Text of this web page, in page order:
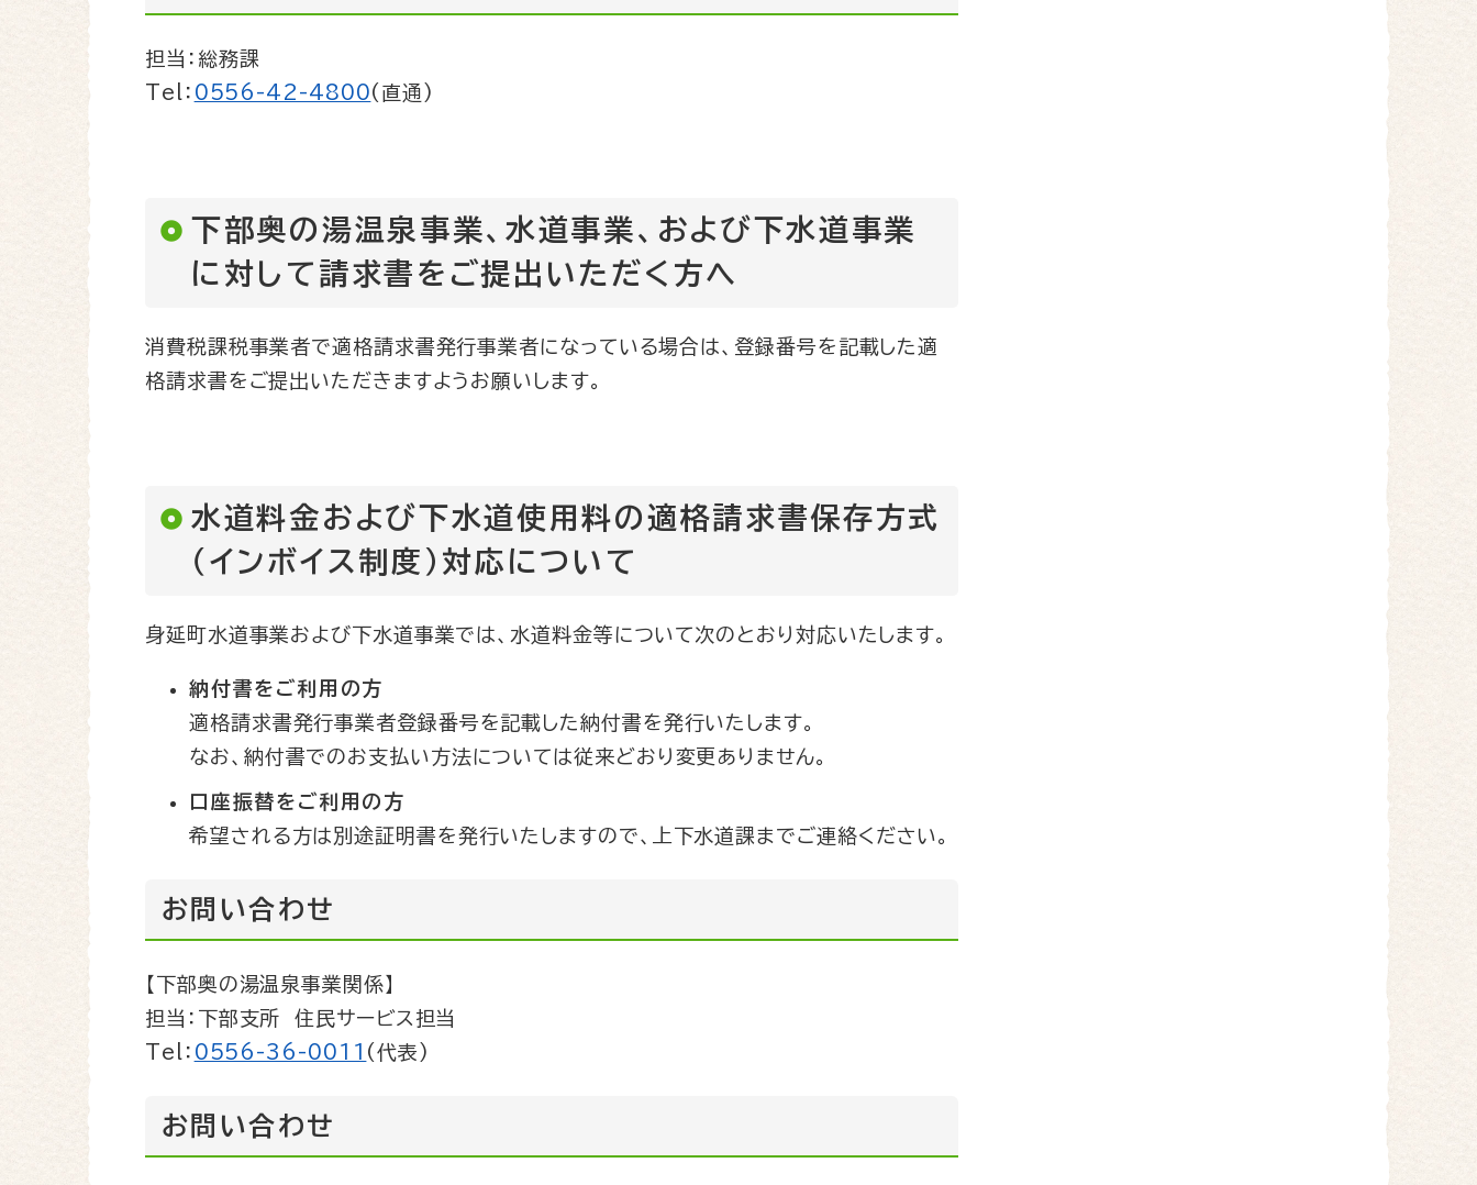
担当：総務課
Tel： 0556-42-4800(直通)
下部奥の湯温泉事業、水道事業、および下水道事業
に対して請求書をご提出いただく方へ
消費税課税事業者で適格請求書発行事業者になっている場合は、登録番号を記載した適
格請求書をご提出いただきますようお願いします。
水道料金および下水道使用料の適格請求書保存方式
（インボイス制度）対応について
身延町水道事業および下水道事業では、水道料金等について次のとおり対応いたします。
納付書をご利用の方
適格請求書発行事業者登録番号を記載した納付書を発行いたします。
なお、納付書でのお支払い方法については従来どおり変更ありません。
口座振替をご利用の方
希望される方は別途証明書を発行いたしますので、上下水道課までご連絡ください。
お問い合わせ
【下部奥の湯温泉事業関係】
担当：下部支所 住民サービス担当
Tel： 0556-36-0011 (代表)
お問い合わせ